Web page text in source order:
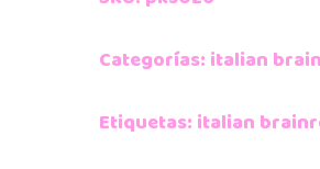
Categorías: italian
Etiquetas: italian